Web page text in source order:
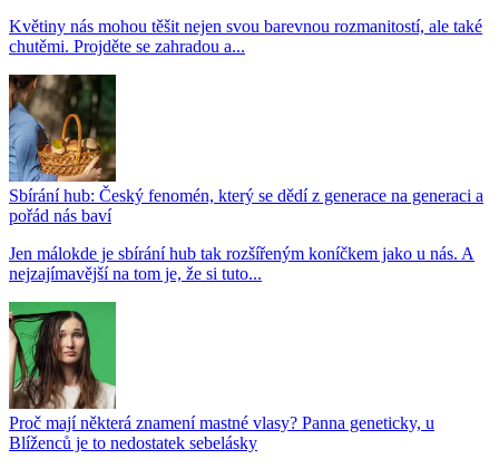
Květiny nás mohou těšit nejen svou barevnou rozmanitostí, ale také
chutěmi. Projděte se zahradou a...
Sbírání hub: Český fenomén, který se dědí z generace na generaci a
pořád nás baví
Jen málokde je sbírání hub tak rozšířeným koníčkem jako u nás. A
nejzajímavější na tom je, že si tuto...
Proč mají některá znamení mastné vlasy? Panna geneticky, u
Blíženců je to nedostatek sebelásky